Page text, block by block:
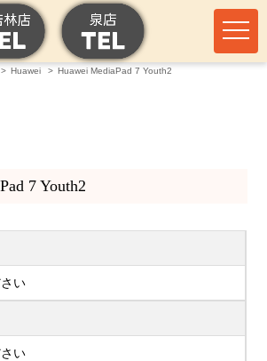
Huawei Huawei MediaPad 7 Youth2
7 Youth2
い
い